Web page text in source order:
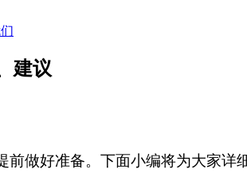
建议
做好准备。下面小编将为大家详